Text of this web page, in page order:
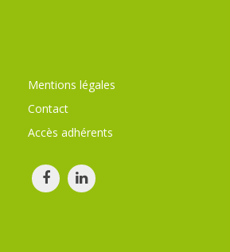
Mentions légales
Contact
Accès adhérents